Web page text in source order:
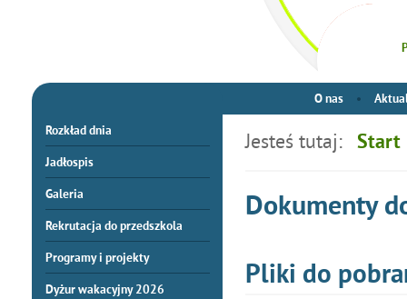
O nas
Rozkład dnia
Jadłospis
Galeria
Rekrutacja do przedszkola
Programy i projekty
Dyżur wakacyjny 2026
Jesteś tutaj: Start
Dokumenty
Pliki do